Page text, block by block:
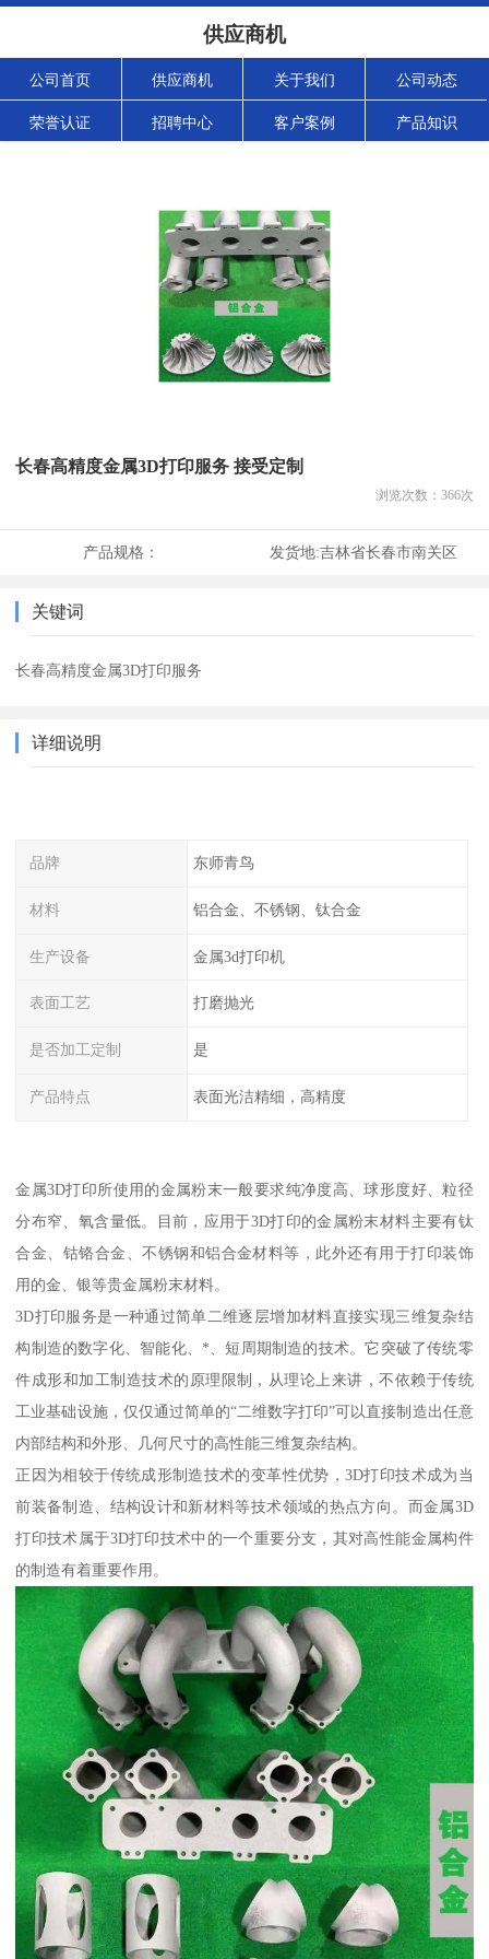
供应商机
公司首页 供应商机 关于我们 公司动态
荣誉认证 招聘中心 客户案例 产品知识
长春高精度金属3D打印服务 接受定制
浏览次数： 366次
产品规格： 发货地:吉林省长春市南关区
关键词
长春高精度金属3D打印服务
详细说明
品牌 东师青鸟
材料 铝合金、不锈钢、钛合金
生产设备 金属3d打印机
表面工艺 打磨抛光
是否加工定制 是
产品特点 表面光洁精细，高精度
金属3D打印所使用的金属粉末一般要求纯净度高、球形度好、粒径
分布窄、氧含量低。目前，应用于3D打印的金属粉末材料主要有钛
合金、钴铬合金、不锈钢和铝合金材料等，此外还有用于打印装饰
用的金、银等贵金属粉末材料。
3D打印服务是一种通过简单二维逐层增加材料直接实现三维复杂结
构制造的数字化、智能化、*、短周期制造的技术。它突破了传统零
件成形和加工制造技术的原理限制，从理论上来讲，不依赖于传统
工业基础设施，仅仅通过简单的“二维数字打印”可以直接制造出任意
内部结构和外形、几何尺寸的高性能三维复杂结构。
正因为相较于传统成形制造技术的变革性优势，3D打印技术成为当
前装备制造、结构设计和新材料等技术领域的热点方向。而金属3D
打印技术属于3D打印技术中的一个重要分支，其对高性能金属构件
的制造有着重要作用。